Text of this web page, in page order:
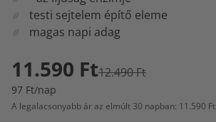
testi sejtelem építő eleme
magas napi adag
11.590 Ft12.490 Ft
97 Ft/nap
A legalacsonyabb ár az elmúlt 30 napban: 11.590 Ft